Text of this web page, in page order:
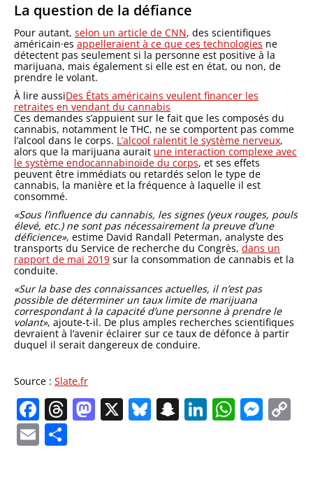
La question de la défiance
Pour autant, selon un article de CNN, des scientifiques
américain·es appelleraient à ce que ces technologies ne
détectent pas seulement si la personne est positive à la
marijuana, mais également si elle est en état, ou non, de
prendre le volant.
À lire aussiDes États américains veulent financer les
retraites en vendant du cannabis
Ces demandes s’appuient sur le fait que les composés du
cannabis, notamment le THC, ne se comportent pas comme
l’alcool dans le corps. L’alcool ralentit le système nerveux,
alors que la marijuana aurait une interaction complexe avec
le système endocannabinoïde du corps, et ses effets
peuvent être immédiats ou retardés selon le type de
cannabis, la manière et la fréquence à laquelle il est
consommé.
«Sous l’influence du cannabis, les signes (yeux rouges, pouls
élevé, etc.) ne sont pas nécessairement la preuve d’une
déficience», estime David Randall Peterman, analyste des
transports du Service de recherche du Congrès, dans un
rapport de mai 2019 sur la consommation de cannabis et la
conduite.
«Sur la base des connaissances actuelles, il n’est pas
possible de déterminer un taux limite de marijuana
correspondant à la capacité d’une personne à prendre le
volant», ajoute-t-il. De plus amples recherches scientifiques
devraient à l’avenir éclairer sur ce taux de défonce à partir
duquel il serait dangereux de conduire.
Source : Slate.fr
Facebook
Threads
Mastodon
X Bluesky
Snapchat
LinkedIn
Email